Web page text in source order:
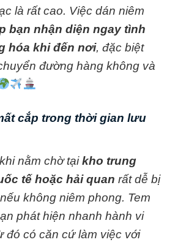
là rất cao. Việc dán niêm
bạn nhận diện ngay tình
hóa khi đến nơi, đặc biệt
đường hàng không và
cắp trong thời gian lưu
nằm chờ tạikho trung
tế hoặc hải quan rất dễ bị
không niêm phong. Tem
phát hiện nhanh hành vi
đó có căn cứ làm việc với